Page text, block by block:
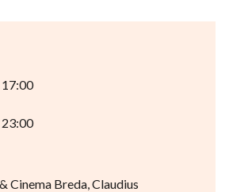
Cinema Breda, Claudius